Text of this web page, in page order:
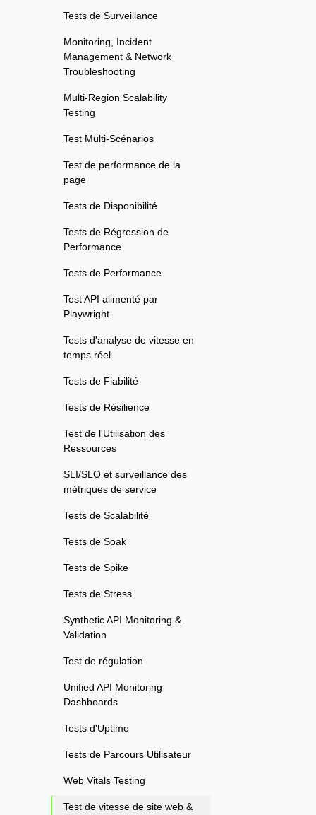
Tests de Surveillance
Monitoring, Incident
Management & Network
Troubleshooting
Multi-Region Scalability
Testing
Test Multi-Scénarios
Test de performance de la
page
Tests de Disponibilité
Tests de Régression de
Performance
Tests de Performance
Test API alimenté par
Playwright
Tests d'analyse de vitesse en
temps réel
Tests de Fiabilité
Tests de Résilience
Test de l'Utilisation des
Ressources
SLI/SLO et surveillance des
métriques de service
Tests de Scalabilité
Tests de Soak
Tests de Spike
Tests de Stress
Synthetic API Monitoring &
Validation
Test de régulation
Unified API Monitoring
Dashboards
Tests d'Uptime
Tests de Parcours Utilisateur
Web Vitals Testing
Test de vitesse de site web &